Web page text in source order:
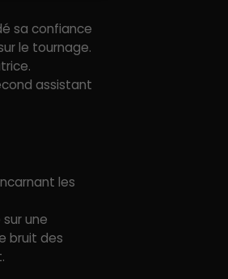
sa confiance
le tournage.
assistant
les
une
bruit des